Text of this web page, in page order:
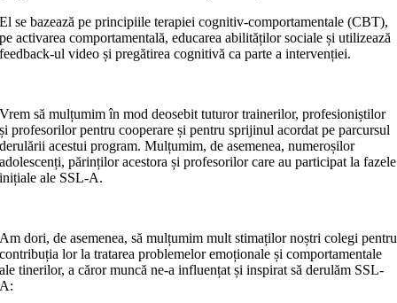
El se bazează pe principiile terapiei cognitiv-comportamentale (CBT),
pe activarea comportamentală, educarea abilităților sociale și utilizează
feedback-ul video și pregătirea cognitivă ca parte a intervenției.
Vrem să mulțumim în mod deosebit tuturor trainerilor, profesioniștilor
și profesorilor pentru cooperare și pentru sprijinul acordat pe parcursul
derulării acestui program. Mulțumim, de asemenea, numeroșilor
adolescenți, părinților acestora și profesorilor care au participat la fazele
inițiale ale SSL-A.
Am dori, de asemenea, să mulțumim mult stimaților noștri colegi pentru
contribuția lor la tratarea problemelor emoționale și comportamentale
ale tinerilor, a căror muncă ne-a influențat și inspirat să derulăm SSL-
A: